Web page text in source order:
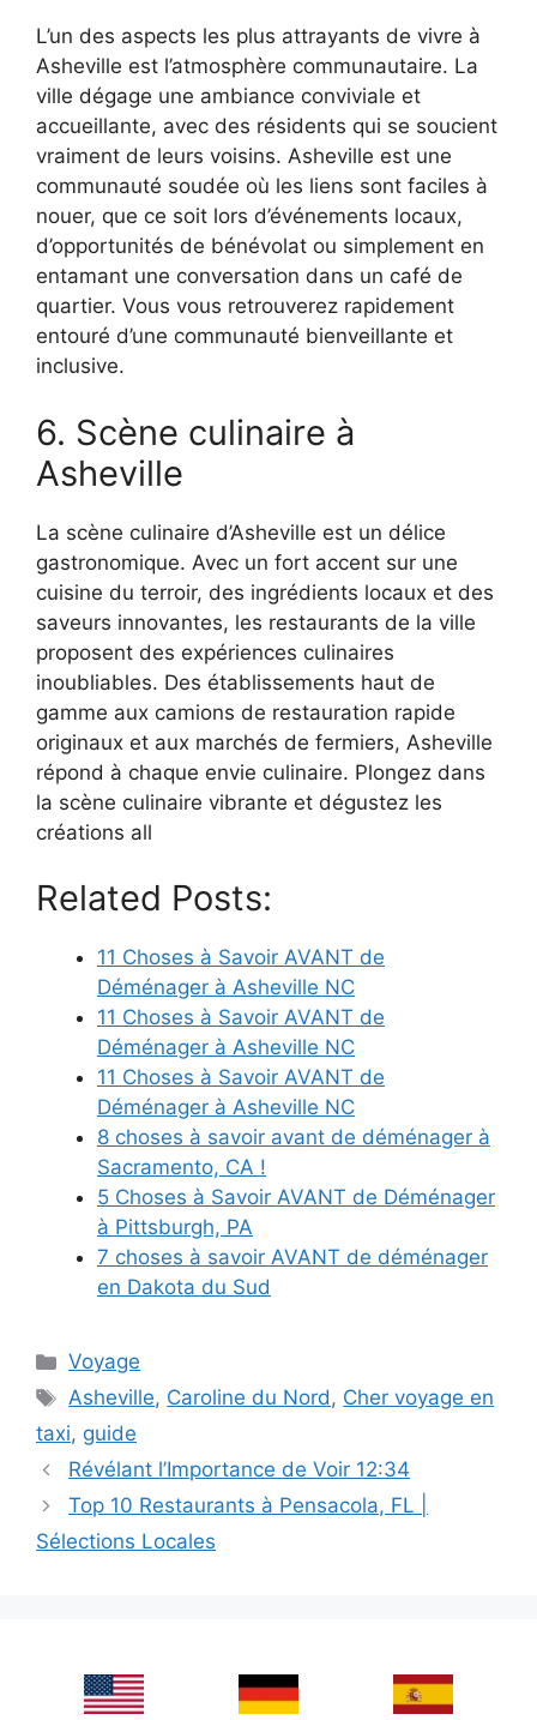
L’un des aspects les plus attrayants de vivre à
Asheville est l’atmosphère communautaire. La
ville dégage une ambiance conviviale et
accueillante, avec des résidents qui se soucient
vraiment de leurs voisins. Asheville est une
communauté soudée où les liens sont faciles à
nouer, que ce soit lors d’événements locaux,
d’opportunités de bénévolat ou simplement en
entamant une conversation dans un café de
quartier. Vous vous retrouverez rapidement
entouré d’une communauté bienveillante et
inclusive.
6. Scène culinaire à
Asheville
La scène culinaire d’Asheville est un délice
gastronomique. Avec un fort accent sur une
cuisine du terroir, des ingrédients locaux et des
saveurs innovantes, les restaurants de la ville
proposent des expériences culinaires
inoubliables. Des établissements haut de
gamme aux camions de restauration rapide
originaux et aux marchés de fermiers, Asheville
répond à chaque envie culinaire. Plongez dans
la scène culinaire vibrante et dégustez les
créations all
Related Posts:
11 Choses à Savoir AVANT de
Déménager à Asheville NC
11 Choses à Savoir AVANT de
Déménager à Asheville NC
11 Choses à Savoir AVANT de
Déménager à Asheville NC
8 choses à savoir avant de déménager à
Sacramento, CA !
5 Choses à Savoir AVANT de Déménager
à Pittsburgh, PA
7 choses à savoir AVANT de déménager
en Dakota du Sud
Categories
Voyage
Tags
Asheville, Caroline du Nord, Cher voyage en
taxi, guide
Révélant l’Importance de Voir 12:34
Top 10 Restaurants à Pensacola, FL |
Sélections Locales